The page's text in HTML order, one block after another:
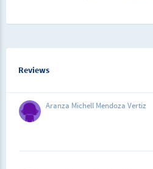
Reviews
Aranza Michell Mendoza Vertiz